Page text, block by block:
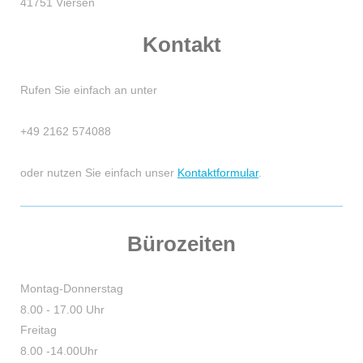
41751 Viersen
Kontakt
Rufen Sie einfach an unter
+49 2162 574088
oder nutzen Sie einfach unser Kontaktformular.
Bürozeiten
Montag-Donnerstag
8.00 - 17.00 Uhr
Freitag
8.00 -14.00Uhr